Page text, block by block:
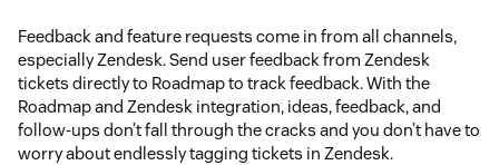
Feedback and feature requests come in from all channels,
especially Zendesk. Send user feedback from Zendesk
tickets directly to Roadmap to track feedback. With the
Roadmap and Zendesk integration, ideas, feedback, and
follow-ups don’t fall through the cracks and you don’t have to
worry about endlessly tagging tickets in Zendesk.